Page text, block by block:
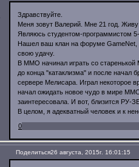
Здравствуйте.
Меня зовут Валерий. Мне 21 год.
Являюсь студентом-программистом
Нашел ваш клан на форуме GameNet,
свою удачу.
В ММО начинал играть со старенькой
до конца "катаклизма" и после
сервере Мелисара. Играл некоторое
начал ожидать новое чудо в мире
заинтересовала. И вот, близится РУ-
В целом, я адекватный человек и к
0
Поделиться26 августа, 2015г. 16:01:15